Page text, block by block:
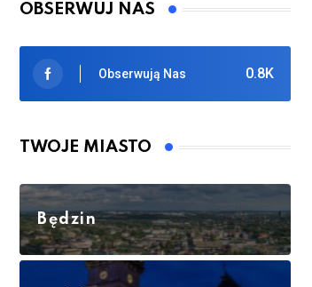
OBSERWUJ NAS
0.8K
Obserwują Nas
TWOJE MIASTO
Będzin